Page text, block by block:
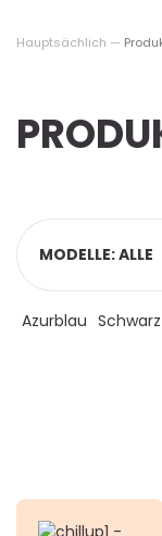
zumHauptsächlich —
MODELLE: ALLE
Azurblau Schwarz